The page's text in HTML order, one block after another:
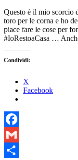
Questo è il mio scorcio
toro per le corna e ho
piace fare le cose per
#IoRestoaCasa …
Condividi:
X
Facebook
Facebook
Gmail